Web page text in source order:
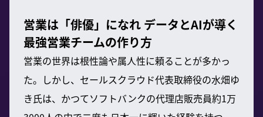
営業は「俳優」になれ データとAIが導く
最強営業チームの作り方
営業の世界は根性論や属人性に頼ることが多かっ
た。しかし、セールスクラウド代表取締役の水畑ゆ
き氏は、かつてソフトバンクの代理店販売員約1万